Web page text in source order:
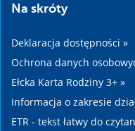
Na skróty
Deklaracja dostępności »
Ochrona danych
Ełcka Karta Rodziny 3+ »
Informacja o zakresie
ETR - tekst łatwy do